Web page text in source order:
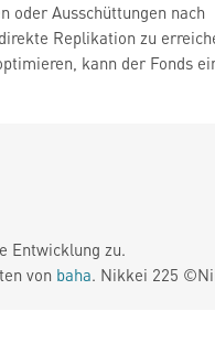
oder Ausschüttungen nach
Replikation zu
kann der Fonds
Entwicklung zu.
von baha. Nikkei 225